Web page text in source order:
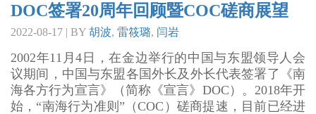
DOC签署20周年回顾暨COC磋商展望
2022-08-17 | BY 胡波, 雷筱璐, 闫岩
2002年11月4日，在金边举行的中国与东盟领导人会
议期间，中国与东盟各国外长及外长代表签署了《南
海各方行为宣言》（简称《宣言》DOC）。2018年开
始，“南海行为准则”（COC）磋商提速，目前已经进